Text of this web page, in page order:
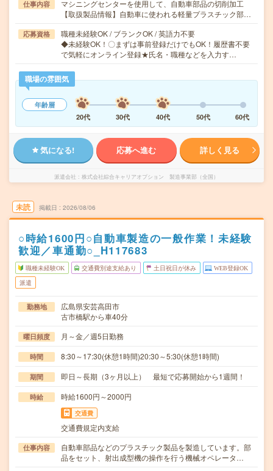
仕事内容
マシニングセンターを使用して、自動車部品の切削加工
【取扱製品情報】自動車に使われる軽量プラスチック部…
応募資格
職種未経験OK / ブランクOK / 英語力不要
◆未経験OK！〇まずは事前登録だけでもOK！履歴書不要
で気軽にオンライン登録★氏名・職種などを入力す…
職場の雰囲気
年齢層
20代
30代 40代 50代 60代
気になる! 応募へ進む 詳しく見る
派遣会社 株式会社綜合キャリアオプション 製造事業部（全国）
未読 掲載日 2026/08/06
○時給1600円○自動車製造の一般作業！未経験
歓迎／車通勤○_H117683
職種未経験OK 交通費別途支給あり 土日祝日が休み WEB登録OK
派遣
勤務地
広島県安芸高田市
古市橋駅から車40分
曜日頻度 月～金／週5日勤務
時間 8:30～17:30(休憩1時間)20:30～5:30(休憩1時間)
期間 即日～長期（3ヶ月以上） 最短で応募開始から1週間！
時給 時給1600円～2000円
交通費
交通費規定内支給
仕事内容
自動車部品などのプラスチック製品を製造しています。部
品をセット、射出成型機の操作を行う機械オペレータ…